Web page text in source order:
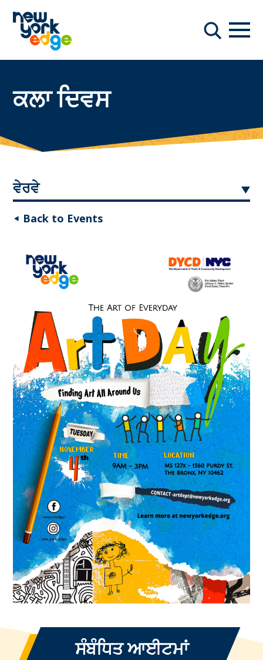
ਖੋਜ
ਕਲਾ ਦਿਵਸ
ਵੇਰਵੇ
◂ Back to Events
ਸੰਬੰਧਿਤ ਆਈਟਮਾਂ